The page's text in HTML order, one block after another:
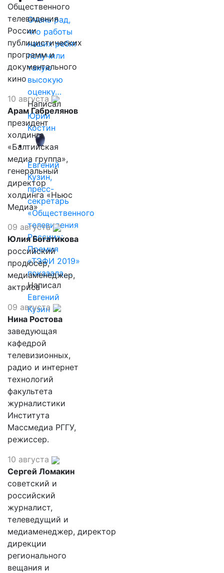
Очень рад,
что работы
наших ребят
получили
такую
высокую
оценку…
Написал
Юрий
Костин
Евгений
Кузин,
пресс-
секретарь
«Общественного
телевидения
России»:
Премия
«ТЭФИ 2019»
показала,…
Написал
Евгений
Кузин
Общественного
телевидения
России
публицистических
программ и
документального
кино
10 августа
Арам Габрелянов
президент
холдинга
«Балтийская
медиа группа»,
генеральный
директор
холдинга «Ньюс
Медиа»
09 августа
Юлия Богатикова
российский
продюсер,
медиаменеджер,
актриса
09 августа
Нина Ростова
заведующая
кафедрой
телевизионных,
радио и интернет
технологий
факультета
журналистики
Института
Массмедиа РГГУ,
режиссер.
10 августа
Сергей Ломакин
советский и
российский
журналист,
телеведущий и
медиаменеджер, директор
дирекции
регионального
вещания и